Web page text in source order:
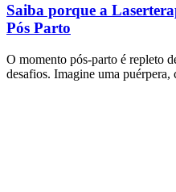
Saiba porque a
Pós Parto
O momento pós-parto é repleto
desafios. Imagine uma puérpera,